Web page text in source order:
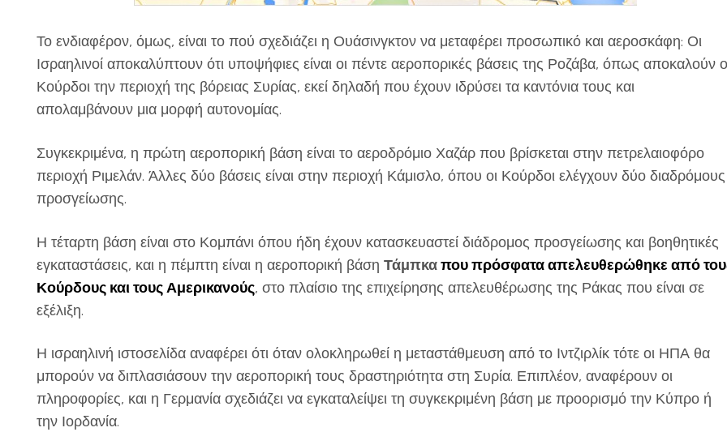
Το ενδιαφέρον, όμως, είναι το πού σχεδιάζει η Ουάσινγκτον να μεταφέρει προσωπικό και αεροσκάφη: Οι
Ισραηλινοί αποκαλύπτουν ότι υποψήφιες είναι οι πέντε αεροπορικές βάσεις της Ροζάβα, όπως αποκαλούν
Κούρδοι την περιοχή της βόρειας Συρίας, εκεί δηλαδή που έχουν ιδρύσει τα καντόνια τους και
απολαμβάνουν μια μορφή αυτονομίας.
Συγκεκριμένα, η πρώτη αεροπορική βάση είναι το αεροδρόμιο Χαζάρ που βρίσκεται στην πετρελαιοφόρο
περιοχή Ριμελάν. Άλλες δύο βάσεις είναι στην περιοχή Κάμισλο, όπου οι Κούρδοι ελέγχουν δύο διαδρόμους
προσγείωσης.
Η τέταρτη βάση είναι στο Κομπάνι όπου ήδη έχουν κατασκευαστεί διάδρομος προσγείωσης και βοηθητικές
εγκαταστάσεις, και η πέμπτη είναι η αεροπορική βάση Τάμπκαπου πρόσφατα απελευθερώθηκε από
Κούρδους και τους Αμερικανούς, στο πλαίσιο της επιχείρησης απελευθέρωσης της Ράκας που είναι σε
εξέλιξη.
Η ισραηλινή ιστοσελίδα αναφέρει ότι όταν ολοκληρωθεί η μεταστάθμευση από το Ιντζιρλίκ τότε οι ΗΠΑ θα
μπορούν να διπλασιάσουν την αεροπορική τους δραστηριότητα στη Συρία. Επιπλέον, αναφέρουν οι
πληροφορίες, και η Γερμανία σχεδιάζει να εγκαταλείψει τη συγκεκριμένη βάση με προορισμό την Κύπρο ή
την Ιορδανία.